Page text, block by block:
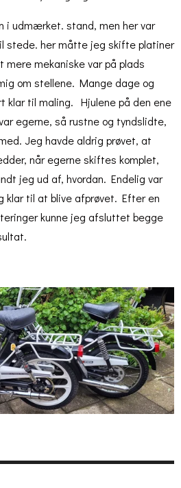
i udmærket. stand, men her var
her måtte jeg skifte platiner
mekaniske var på plads
om stellene. Mange dage og
klar til maling. Hjulene på den ene
egerne, så rustne og tyndslidte,
Jeg havde aldrig prøvet, at
når egerne skiftes komplet,
jeg ud af, hvordan. Endelig var
klar til at blive afprøvet. Efter en
kunne jeg afsluttet begge